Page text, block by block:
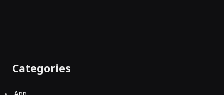
Categories